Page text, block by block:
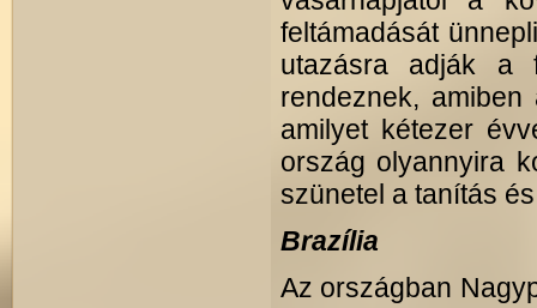
feltámadását
utazásra adják a
rendeznek,
amilyet kétezer
ország olyannyira
szünetel a tanítás
Brazília
Az országban